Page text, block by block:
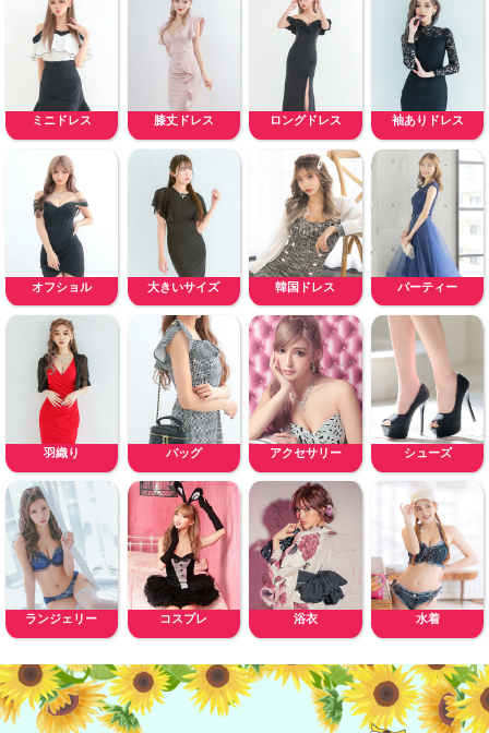
ミニドレス 膝丈ドレス ロングドレス 袖ありドレス
オフショル 大きいサイズ 韓国ドレス パーティー
羽織り バッグ アクセサリー シューズ
ランジェリー コスプレ 浴衣 水着